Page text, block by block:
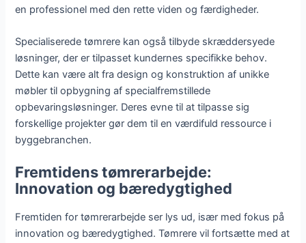
en professionel med den rette viden og færdigheder.
Specialiserede tømrere kan også tilbyde skræddersyede
løsninger, der er tilpasset kundernes specifikke behov.
Dette kan være alt fra design og konstruktion af unikke
møbler til opbygning af specialfremstillede
opbevaringsløsninger. Deres evne til at tilpasse sig
forskellige projekter gør dem til en værdifuld ressource i
byggebranchen.
Fremtidens tømrerarbejde:
Innovation og bæredygtighed
Fremtiden for tømrerarbejde ser lys ud, især med fokus på
innovation og bæredygtighed. Tømrere vil fortsætte med at